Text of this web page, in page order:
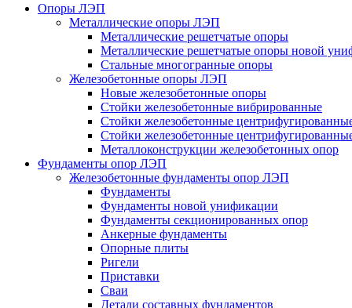
Опоры ЛЭП
Металлические опоры ЛЭП
Металлические решетчатые опоры
Металлические решетчатые опоры новой
Стальные многогранные опоры
Железобетонные опоры ЛЭП
Новые железобетонные опоры
Стойки железобетонные вибрированные
Стойки железобетонные
Стойки железобетонные
Металлоконструкции железобетонных опор
Фундаменты опор ЛЭП
Железобетонные фундаменты опор ЛЭП
Фундаменты
Фундаменты новой унификации
Фундаменты секционированных опор
Анкерные фундаменты
Опорные плиты
Ригели
Приставки
Сваи
Детали составных фундаментов